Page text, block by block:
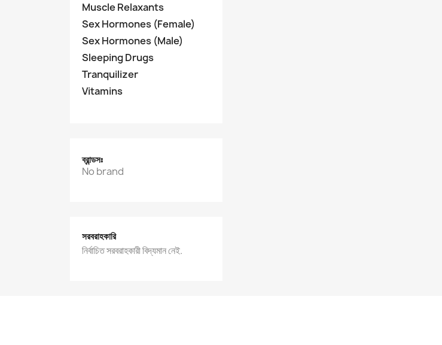
Muscle Relaxants
Sex Hormones (Female)
Sex Hormones (Male)
Sleeping Drugs
Tranquilizer
Vitamins
ব্রান্ডসঃ
No brand
সরবরাহকারি
নির্বাচিত সরবরাহকারী বিদ্যমান নেই.